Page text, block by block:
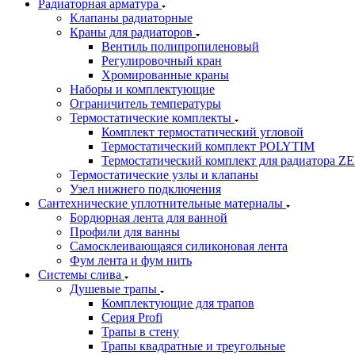
Радиаторная арматура
Клапаны радиаторные
Краны для радиаторов
Вентиль полипропиленовый
Регулировочный кран
Хромированные краны
Наборы и комплектующие
Ограничитель температуры
Термостатические комплекты
Комплект термостатический угловой
Термостатический комплект POLYTIM
Термостатический комплект для радиатора
Термостатические узлы и клапаны
Узел нижнего подключения
Сантехнические уплотнительные материалы
Бордюрная лента для ванной
Профили для ванны
Самосклеивающаяся силиконовая лента
Фум лента и фум нить
Системы слива
Душевые трапы
Комплектующие для трапов
Серия Profi
Трапы в стену
Трапы квадратные и треугольные